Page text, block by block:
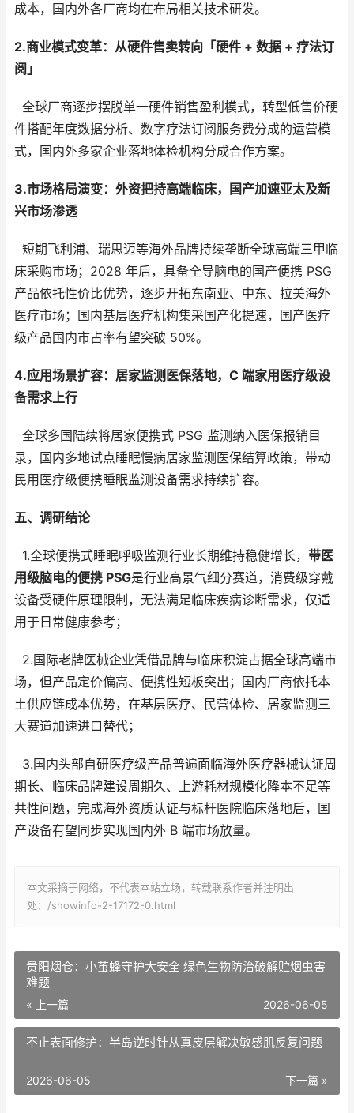
成本，国内外各厂商均在布局相关技术研发。
2.商业模式变革：从硬件售卖转向「硬件 + 数据 + 疗法订
阅」
全球厂商逐步摆脱单一硬件销售盈利模式，转型低售价硬
件搭配年度数据分析、数字疗法订阅服务费分成的运营模
式，国内外多家企业落地体检机构分成合作方案。
3.市场格局演变：外资把持高端临床，国产加速亚太及新
兴市场渗透
短期飞利浦、瑞思迈等海外品牌持续垄断全球高端三甲临
床采购市场；2028 年后，具备全导脑电的国产便携 PSG
产品依托性价比优势，逐步开拓东南亚、中东、拉美海外
医疗市场；国内基层医疗机构集采国产化提速，国产医疗
级产品国内市占率有望突破 50%。
4.应用场景扩容：居家监测医保落地，C 端家用医疗级设
备需求上行
全球多国陆续将居家便携式 PSG 监测纳入医保报销目
录，国内多地试点睡眠慢病居家监测医保结算政策，带动
民用医疗级便携睡眠监测设备需求持续扩容。
五、调研结论
1.全球便携式睡眠呼吸监测行业长期维持稳健增长， 带医
用级脑电的便携 PSG是行业高景气细分赛道，消费级穿戴
设备受硬件原理限制，无法满足临床疾病诊断需求，仅适
用于日常健康参考；
2.国际老牌医械企业凭借品牌与临床积淀占据全球高端市
场，但产品定价偏高、便携性短板突出；国内厂商依托本
土供应链成本优势，在基层医疗、民营体检、居家监测三
大赛道加速进口替代；
3.国内头部自研医疗级产品普遍面临海外医疗器械认证周
期长、临床品牌建设周期久、上游耗材规模化降本不足等
共性问题，完成海外资质认证与标杆医院临床落地后，国
产设备有望同步实现国内外 B 端市场放量。
本文采摘于网络，不代表本站立场，转载联系作者并注明出
处：/showinfo-2-17172-0.html
贵阳烟仓：小茧蜂守护大安全 绿色生物防治破解贮烟虫害
难题
« 上一篇 2026-06-05
不止表面修护：半岛逆时针从真皮层解决敏感肌反复问题
下一篇 »
2026-06-05